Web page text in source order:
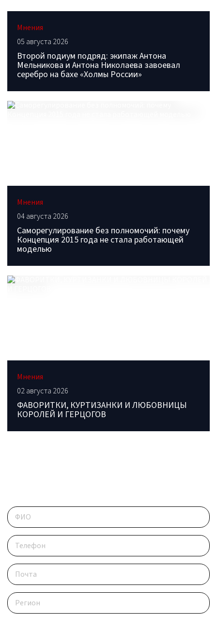
Мнения
05 августа 2026
Второй подиум подряд: экипаж Антона
Мельникова и Антона Николаева завоевал
серебро на бахе «Холмы России»
Мнения
04 августа 2026
Саморегулирование без полномочий: почему
Концепция 2015 года не стала работающей
моделью
Мнения
02 августа 2026
ФАВОРИТКИ, КУРТИЗАНКИ И ЛЮБОВНИЦЫ
КОРОЛЕЙ И ГЕРЦОГОВ